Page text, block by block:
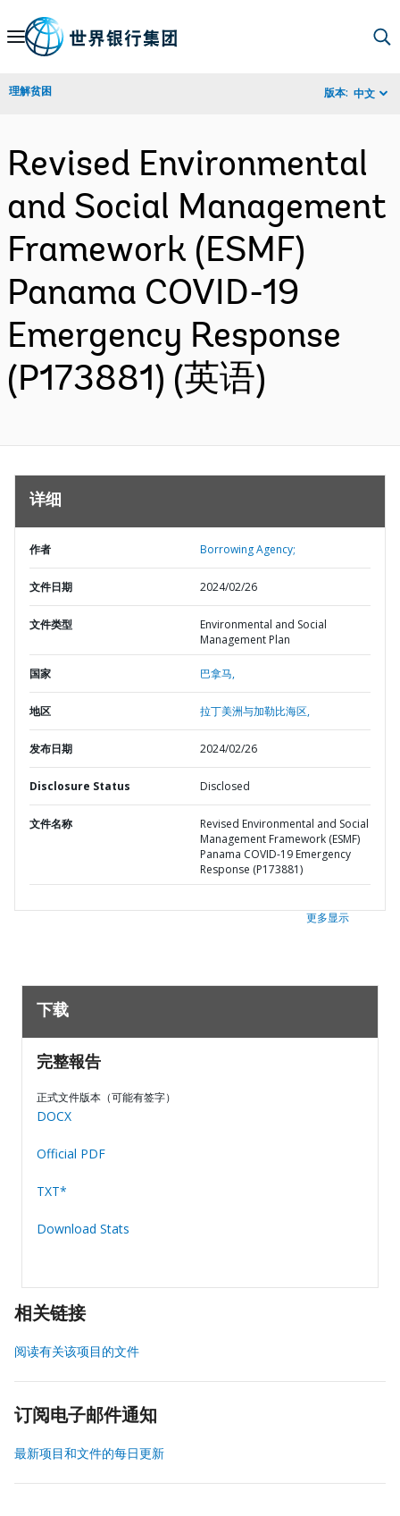
Skip
Navigation
理解贫困 版本: 中文
Revised Environmental
and Social Management
Framework (ESMF)
Panama COVID-19
Emergency Response
(P173881) (英语)
详细
作者 Borrowing Agency;
文件日期 2024/02/26
文件类型
Environmental and Social
Management Plan
国家 巴拿马,
地区 拉丁美洲与加勒比海区,
发布日期 2024/02/26
Disclosure Status Disclosed
文件名称
Revised Environmental and Social
Management Framework (ESMF)
Panama COVID-19 Emergency
Response (P173881)
更多显示
下载
完整報告
正式文件版本（可能有签字）
DOCX
Official PDF
TXT*
Download Stats
相关链接
阅读有关该项目的文件
订阅电子邮件通知
最新项目和文件的每日更新